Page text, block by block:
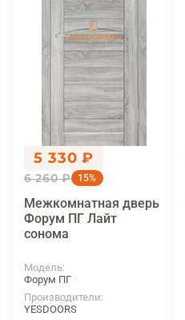
5 330 ₽
6 260 ₽ 15%
Межкомнатная дверь
Форум ПГ Лайт
сонома
Модель
Форум ПГ
Производители
YESDOORS